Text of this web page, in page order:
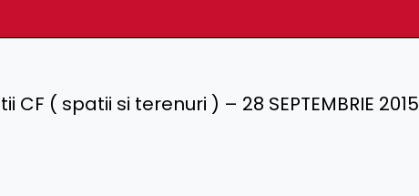
CF ( spatii si terenuri ) – 28 SEPTEMBRIE 2015